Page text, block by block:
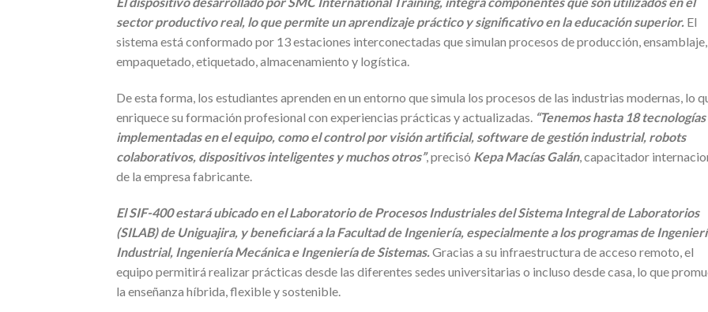
sector productivo real, lo que permite un aprendizaje práctico y significativo en la educación superior. El
sistema está conformado por 13 estaciones interconectadas que simulan procesos de producción, ensamblaje,
empaquetado, etiquetado, almacenamiento y logística.
De esta forma, los estudiantes aprenden en un entorno que simula los procesos de las industrias modernas, lo
enriquece su formación profesional con experiencias prácticas y actualizadas. “Tenemos hasta 18 tecnologías
implementadas en el equipo, como el control por visión artificial, software de gestión industrial, robots
colaborativos, dispositivos inteligentes y muchos otros”, precisó Kepa Macías Galán, capacitador
de la empresa fabricante.
El SIF-400 estará ubicado en el Laboratorio de Procesos Industriales del Sistema Integral de Laboratorios
(SILAB) de Uniguajira, y beneficiará a la Facultad de Ingeniería, especialmente a los programas de
Industrial, Ingeniería Mecánica e Ingeniería de Sistemas.Gracias a su infraestructura de acceso remoto, el
equipo permitirá realizar prácticas desde las diferentes sedes universitarias o incluso desde casa, lo que
la enseñanza híbrida, flexible y sostenible.